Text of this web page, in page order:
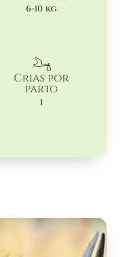
6-10 kg
Crias por
parto
1